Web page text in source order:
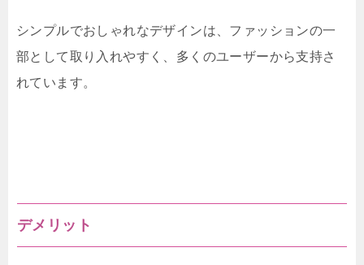
シンプルでおしゃれなデザインは、ファッションの一
部として取り入れやすく、多くのユーザーから支持さ
れています。
デメリット